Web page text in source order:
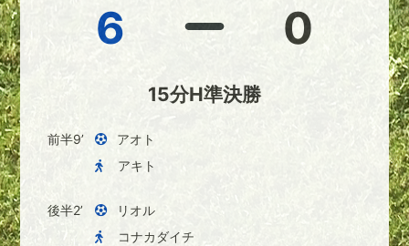
6 0
15分H準決勝
前半9’
アオト
アキト
後半2’
リオル
コナカダイチ